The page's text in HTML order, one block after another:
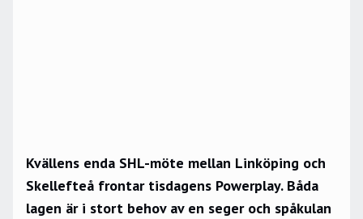
Kvällens enda SHL-möte mellan Linköping och
Skellefteå frontar tisdagens Powerplay. Båda
lagen är i stort behov av en seger och spåkulan